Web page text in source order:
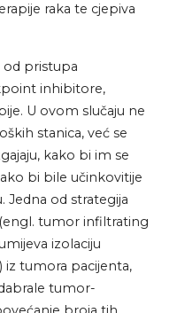
raka te cjepiva
od pristupa
inhibitore,
U ovom slučaju ne
stanica, već se
kako bi im se
bi bile učinkovitije
od strategija
tumor infiltrating
izolaciju
iz tumora pacijenta,
tumor-